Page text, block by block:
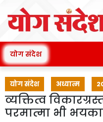
योग संदेश
योग संदेश अध्यात्म
व्यक्तित्व
परमात्मा भी